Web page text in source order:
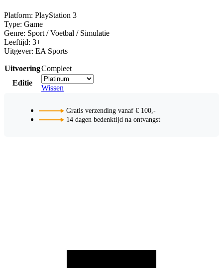
Platform: PlayStation 3
Type: Game
Genre: Sport / Voetbal / Simulatie
Leeftijd: 3+
Uitgever: EA Sports
UitvoeringCompleet
Editie
Wissen
Gratis verzending vanaf € 100,-
14 dagen bedenktijd na ontvangst